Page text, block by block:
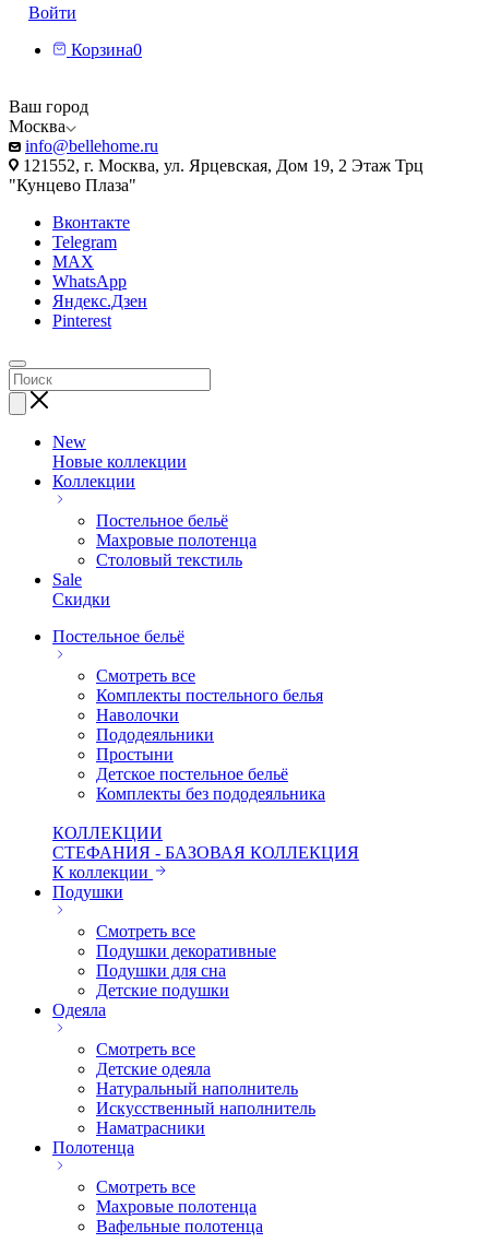
Войти
Корзина0
Ваш город
Москва
info@bellehome.ru
121552, г. Москва, ул. Ярцевская, Дом 19, 2 Этаж Трц
"Кунцево Плаза"
Вконтакте
Telegram
MAX
WhatsApp
Яндекс.Дзен
Pinterest
New
Новые коллекции
Коллекции
Постельное бельё
Махровые полотенца
Столовый текстиль
Sale
Скидки
Постельное бельё
Смотреть все
Комплекты постельного белья
Наволочки
Пододеяльники
Простыни
Детское постельное бельё
Комплекты без пододеяльника
КОЛЛЕКЦИИ
СТЕФАНИЯ - БАЗОВАЯ КОЛЛЕКЦИЯ
К коллекции
Подушки
Смотреть все
Подушки декоративные
Подушки для сна
Детские подушки
Одеяла
Смотреть все
Детские одеяла
Натуральный наполнитель
Искуcственный наполнитель
Наматрасники
Полотенца
Смотреть все
Махровые полотенца
Вафельные полотенца